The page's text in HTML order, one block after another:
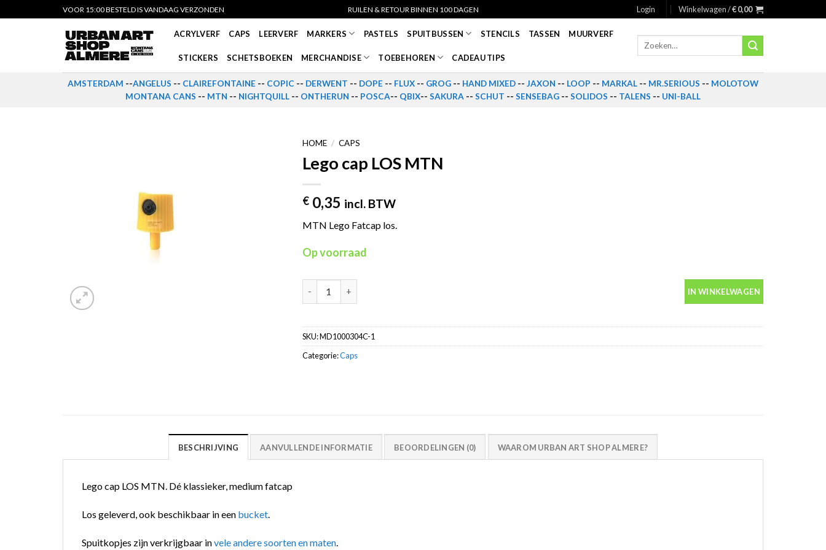
to
VOOR 15:00 BESTELD IS VANDAAG VERZONDEN RUILEN & RETOUR BINNEN 100 DAGEN Login Winkelwagen /€0,00
ACRYLVERF CAPS LEERVERF MARKERS PASTELS SPUITBUSSEN STENCILS TASSEN MUURVERF
STICKERS SCHETSBOEKEN MERCHANDISE TOEBEHOREN CADEAU TIPS
Zoeken
AMSTERDAM --ANGELUS -- CLAIREFONTAINE -- COPIC -- DERWENT -- DOPE -- FLUX -- GROG -- HAND MIXED -- JAXON -- LOOP -- MARKAL -- MR.SERIOUS -- MOLOTOW
MONTANA CANS -- MTN -- NIGHTQUILL -- ONTHERUN -- POSCA-- QBIX-- SAKURA -- SCHUT -- SENSEBAG -- SOLIDOS -- TALENS -- UNI-BALL
HOME / CAPS
Lego cap LOS MTN
€ 0,35 incl. BTW
MTN Lego Fatcap los.
Op voorraad
IN WINKELWAGEN
SKU:MD1000304C-1
Categorie:Caps
BESCHRIJVING AANVULLENDE INFORMATIE BEOORDELINGEN (0) WAAROM URBAN ART SHOP ALMERE?
Lego cap LOS MTN. Dé klassieker, medium fatcap
Los geleverd, ook beschikbaar in een bucket.
Spuitkopjes zijn verkrijgbaar invele andere soorten en maten.